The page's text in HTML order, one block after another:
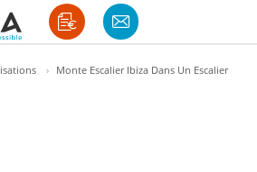
› Monte Escalier Ibiza Dans Un Escalier